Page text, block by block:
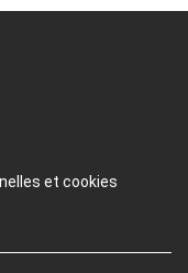
et cookies